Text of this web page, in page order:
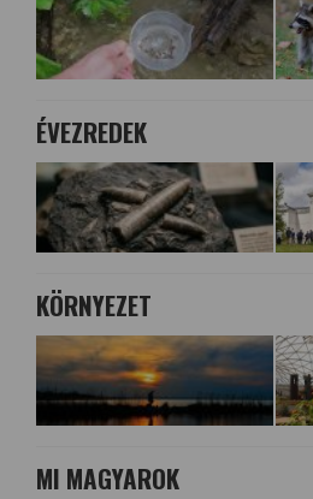
ÉVEZREDEK
KÖRNYEZET
MI MAGYAROK